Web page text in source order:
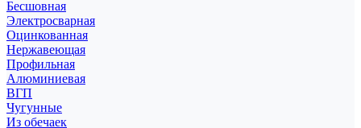
Бесшовная
Электросварная
Оцинкованная
Нержавеющая
Профильная
Алюминиевая
ВГП
Чугунные
Из обечаек